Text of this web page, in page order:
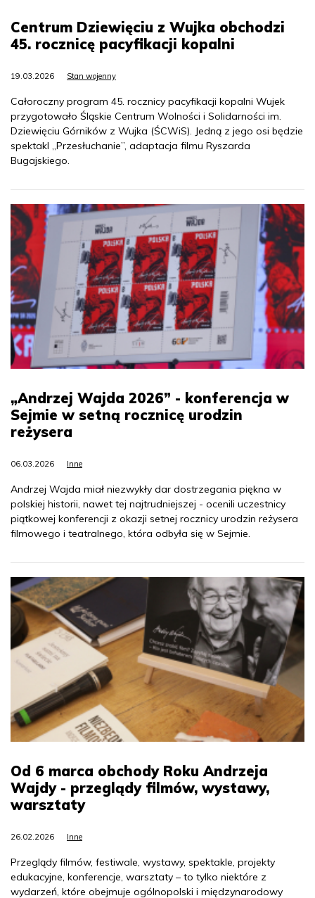
Centrum Dziewięciu z Wujka obchodzi
45. rocznicę pacyfikacji kopalni
19.03.2026 Stan wojenny
Całoroczny program 45. rocznicy pacyfikacji kopalni Wujek
przygotowało Śląskie Centrum Wolności i Solidarności im.
Dziewięciu Górników z Wujka (ŚCWiS). Jedną z jego osi będzie
spektakl „Przesłuchanie”, adaptacja filmu Ryszarda
Bugajskiego.
„Andrzej Wajda 2026” - konferencja w
Sejmie w setną rocznicę urodzin
reżysera
06.03.2026 Inne
Andrzej Wajda miał niezwykły dar dostrzegania piękna w
polskiej historii, nawet tej najtrudniejszej - ocenili uczestnicy
piątkowej konferencji z okazji setnej rocznicy urodzin reżysera
filmowego i teatralnego, która odbyła się w Sejmie.
Od 6 marca obchody Roku Andrzeja
Wajdy - przeglądy filmów, wystawy,
warsztaty
26.02.2026 Inne
Przeglądy filmów, festiwale, wystawy, spektakle, projekty
edukacyjne, konferencje, warsztaty – to tylko niektóre z
wydarzeń, które obejmuje ogólnopolski i międzynarodowy